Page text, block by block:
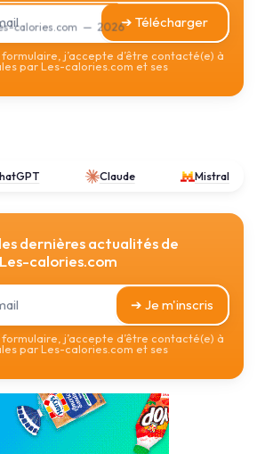
calories.com — 2026➔ Télécharger
j’accepte d’être contacté(e) à
par Les-calories.com et ses
Claude Mistral
dernières actualités de
Les-calories.com
➔ Je m'inscris
j’accepte d’être contacté(e) à
par Les-calories.com et ses